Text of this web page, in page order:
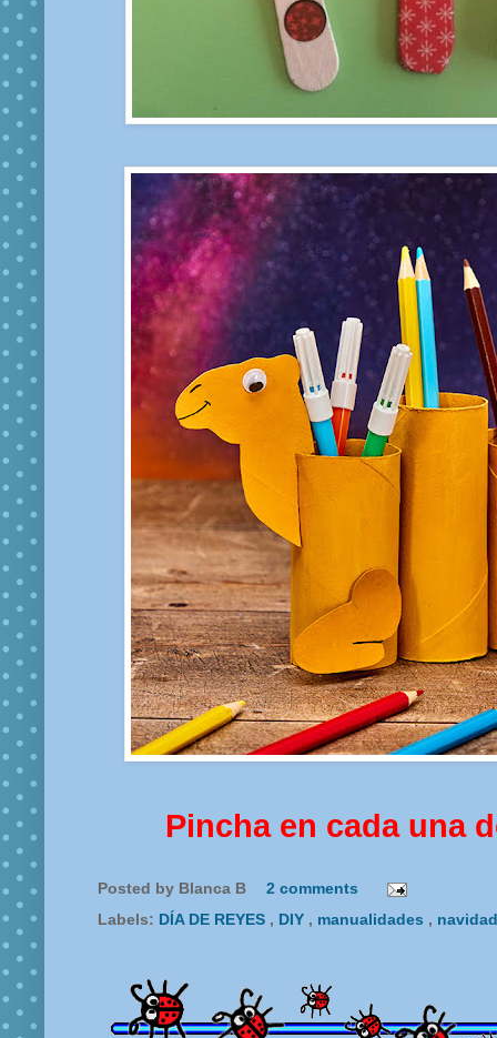
Pincha en cada una
Posted by Blanca B
2 comments
Labels: DÍA DE REYES , DIY , manualidades ,